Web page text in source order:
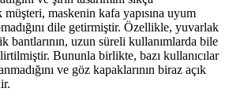
maskenin kafa yapısına uyum
dile getirmiştir. Özellikle, yuvarlak
bantlarının, uzun süreli kullanımlarda bile
Bununla birlikte, bazı kullanıcılar
ve göz kapaklarının biraz açık